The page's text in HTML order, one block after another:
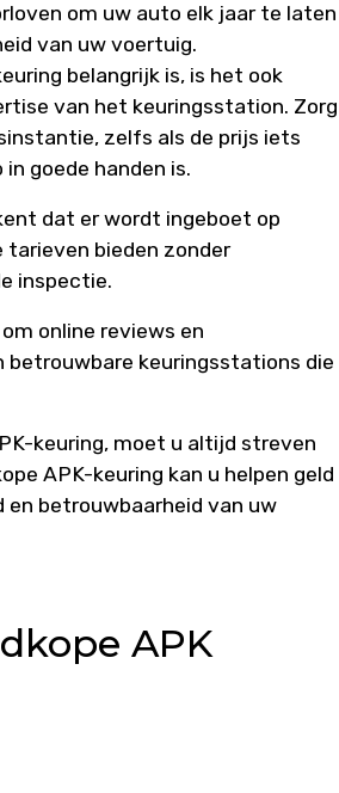
om uw auto elk jaar te laten
van uw voertuig.
belangrijk is, is het ook
van het keuringsstation. Zorg
zelfs als de prijs iets
goede handen is.
dat er wordt ingeboet op
bieden zonder
inspectie.
online reviews en
betrouwbare keuringsstations die
keuring, moet u altijd streven
APK-keuring kan u helpen geld
en betrouwbaarheid van uw
APK